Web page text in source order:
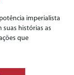
imperialista
suas histórias as
que